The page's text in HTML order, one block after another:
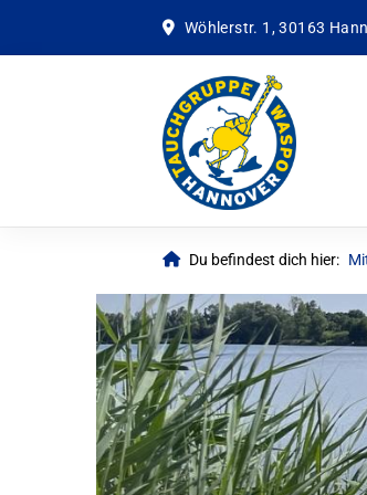
Wöhlerstr. 1, 30163
Du befindest dich hier: